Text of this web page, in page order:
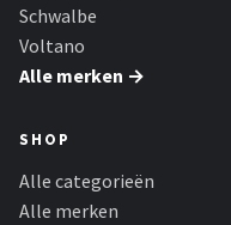
Schwalbe
Voltano
Alle merken →
SHOP
Alle categorieën
Alle merken